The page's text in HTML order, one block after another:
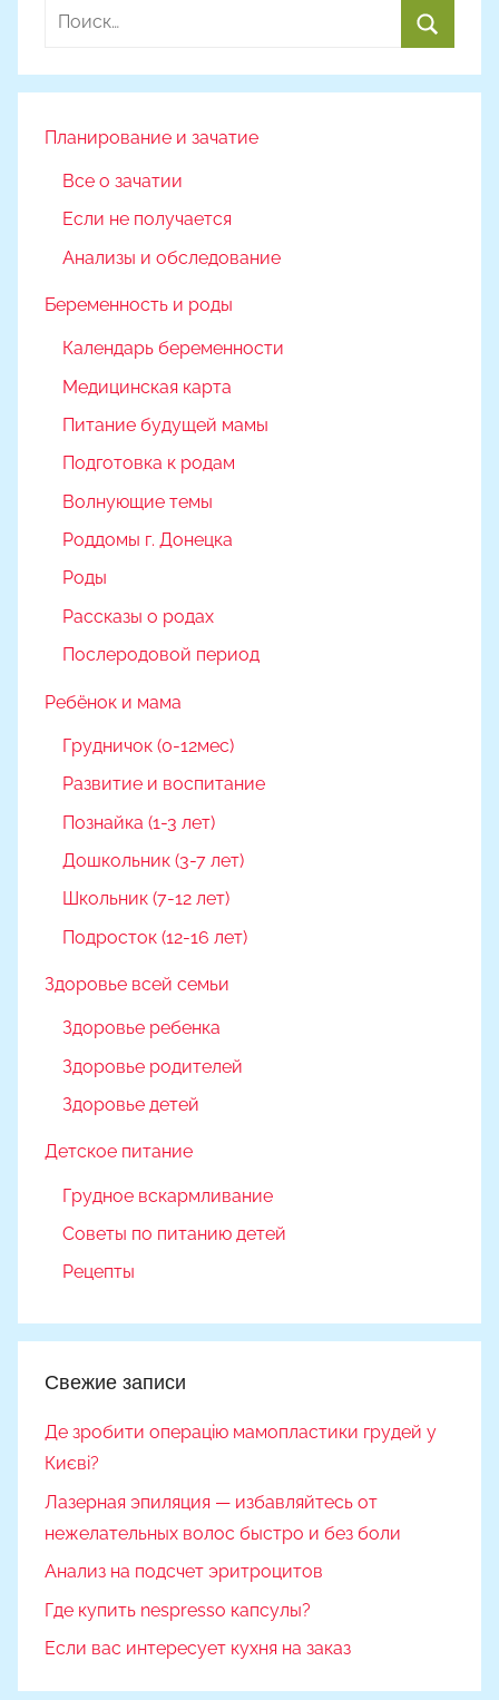
Найти:
Планирование и зачатие
Все о зачатии
Если не получается
Анализы и обследование
Беременность и роды
Календарь беременности
Медицинская карта
Питание будущей мамы
Подготовка к родам
Волнующие темы
Роддомы г. Донецка
Роды
Рассказы о родах
Послеродовой период
Ребёнок и мама
Грудничок (0-12мес)
Развитие и воспитание
Познайка (1-3 лет)
Дошкольник (3-7 лет)
Школьник (7-12 лет)
Подросток (12-16 лет)
Здоровье всей семьи
Здоровье ребенка
Здоровье родителей
Здоровье детей
Детское питание
Грудное вскармливание
Советы по питанию детей
Рецепты
Свежие записи
Де зробити операцію мамопластики грудей у
Києві?
Лазерная эпиляция — избавляйтесь от
нежелательных волос быстро и без боли
Анализ на подсчет эритроцитов
Где купить nespresso капсулы?
Если вас интересует кухня на заказ